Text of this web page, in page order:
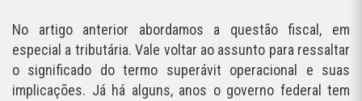
No artigo anterior abordamos a questão fiscal, em
especial a tributária. Vale voltar ao assunto para ressaltar
o significado do termo superávit operacional e suas
implicações. Já há alguns, anos o governo federal tem